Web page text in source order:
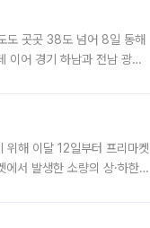
도 곳곳 38도 넘어 8일 동해
이어 경기 하남과 전남 광양
위해 이달 12일부터 프리마켓
서 발생한 소량의 상·하한